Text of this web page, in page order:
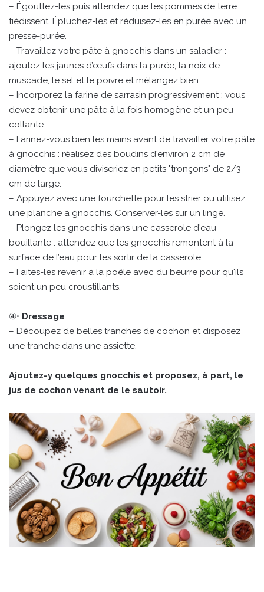
– Égouttez-les puis attendez que les pommes de terre
tiédissent. Épluchez-les et réduisez-les en purée avec un
presse-purée.
– Travaillez votre pâte à gnocchis dans un saladier :
ajoutez les jaunes d’œufs dans la purée, la noix de
muscade, le sel et le poivre et mélangez bien.
– Incorporez la farine de sarrasin progressivement : vous
devez obtenir une pâte à la fois homogène et un peu
collante.
– Farinez-vous bien les mains avant de travailler votre pâte
à gnocchis : réalisez des boudins d'environ 2 cm de
diamètre que vous diviseriez en petits "tronçons" de 2/3
cm de large.
– Appuyez avec une fourchette pour les strier ou utilisez
une planche à gnocchis. Conserver-les sur un linge.
– Plongez les gnocchis dans une casserole d'eau
bouillante : attendez que les gnocchis remontent à la
surface de l’eau pour les sortir de la casserole.
– Faites-les revenir à la poêle avec du beurre pour qu'ils
soient un peu croustillants.
④• Dressage
– Découpez de belles tranches de cochon et disposez
une tranche dans une assiette.
Ajoutez-y quelques gnocchis et proposez, à part, le
jus de cochon venant de le sautoir.